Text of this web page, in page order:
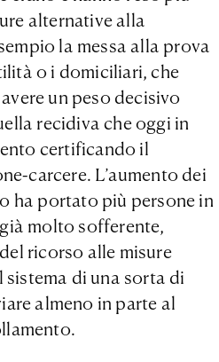
alternative alla
la messa alla prova
o i domiciliari, che
un peso decisivo
recidiva che oggi in
certificando il
carcere. L’aumento dei
ha portato più persone in
molto sofferente,
ricorso alle misure
di una sorta di
almeno in parte al